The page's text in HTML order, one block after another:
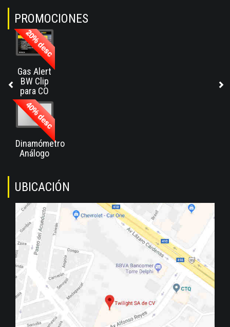
PROMOCIONES
20% desc
Gas Alert
BW Clip
para CO
40% desc
Dinamómetro
Análogo
40% desc
Base de
Pruebas
2,000 kgf
40% desc
Aplicador
tipo
Scrapper
Modelo A-
4
UBICACIÓN